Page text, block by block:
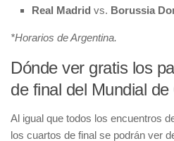
Real Madrid vs. Borussia
*Horarios de Argentina.
Dónde ver gratis los
de final del Mundial
Al igual que todos los encuentros
los cuartos de final se podrán ver